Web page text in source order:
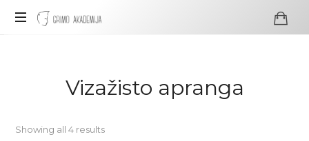
Grimo
Vizažisto apranga
Showing all 4 results